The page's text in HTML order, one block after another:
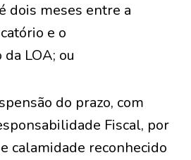
dois meses entre a
e o
LOA; ou
do prazo, com
Fiscal, por
calamidade reconhecido